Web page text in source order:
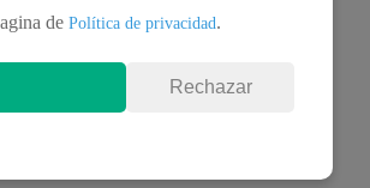
profesor
de Política de privacidad.
Rechazar